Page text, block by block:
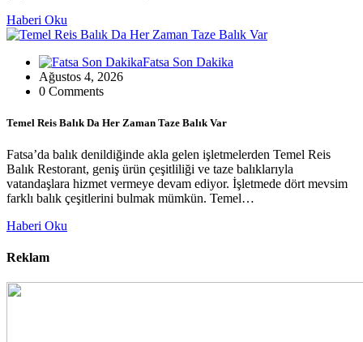
Haberi Oku
Fatsa Son Dakika
Ağustos 4, 2026
0 Comments
Temel Reis Balık Da Her Zaman Taze Balık Var
Fatsa’da balık denildiğinde akla gelen işletmelerden Temel Reis
Balık Restorant, geniş ürün çeşitliliği ve taze balıklarıyla
vatandaşlara hizmet vermeye devam ediyor. İşletmede dört mevsim
farklı balık çeşitlerini bulmak mümkün. Temel…
Haberi Oku
Reklam